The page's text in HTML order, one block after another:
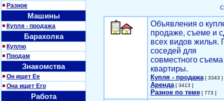
Разное
Машины
Купля - продажа
Барахолка
Куплю
Продам
Знакомства
Он ищет Ее
Она ищет Его
Работа
Объявления о
продаже, съеме и
всех видов жилья.
соседей для
совместного съема
квартиры.
Купля - продажа[ 3343 ]
Аренда[ 3413 ]
Разное по теме[ 773 ]